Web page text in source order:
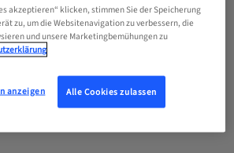
akzeptieren“ klicken, stimmen Sie der Speicherung
zu, um die Websitenavigation zu verbessern, die
und unsere Marketingbemühungen zu
anzeigen Alle Cookies zulassen